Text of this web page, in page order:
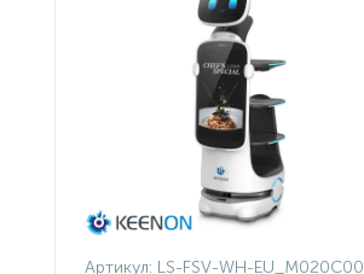
Артикул: LS-FSV-WH-EU_M020C00